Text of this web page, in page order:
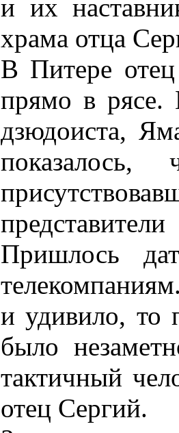
и их
храма отца
В Питере
прямо в рясе.
дзюдоиста,
показалось,
Пришлось
и удивило, то
было
тактичный
отец Сергий.